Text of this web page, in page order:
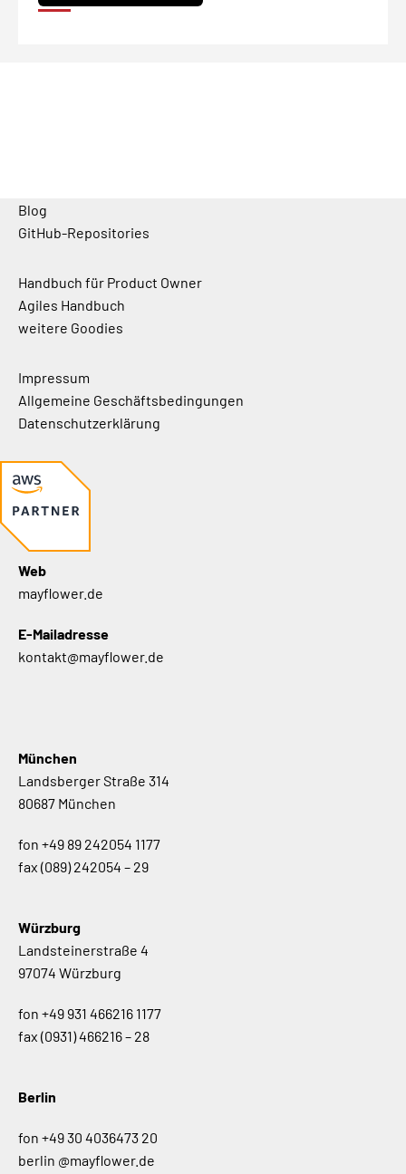
Blog
GitHub-Repositories
Handbuch für Product Owner
Agiles Handbuch
weitere Goodies
Impressum
Allgemeine Geschäftsbedingungen
Datenschutzerklärung
Web
mayflower.de
E-Mailadresse
kontakt@mayflower.de
München
Landsberger Straße 314
80687 München
fon +49 89 242054 1177
fax (089) 242054 – 29
Würzburg
Landsteinerstraße 4
97074 Würzburg
fon +49 931 466216 1177
fax (0931) 466216 – 28
Berlin
fon +49 30 4036473 20
berlin @mayflower.de